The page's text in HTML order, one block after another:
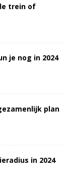
trein of
je nog in 2024
plan
in 2024